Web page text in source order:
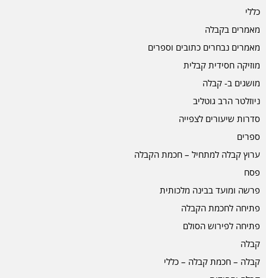
כללי
מאמרים בקבלה
מאמרים נבחרים כתובים וספרים
מוזיקה חסידית קבלית
מושגים ב- קבלה
ניוזלטר הרב גוטליב
סדרות שיעורים לצפייה
ספרים
ערוץ קבלה למתחיל – חכמת הקבלה
פסח
פרשה ומועד בבינה מלכותית
פתיחה לחכמת הקבלה
פתיחה לפירוש הסולם
קבלה
קבלה – חכמת קבלה – כללי